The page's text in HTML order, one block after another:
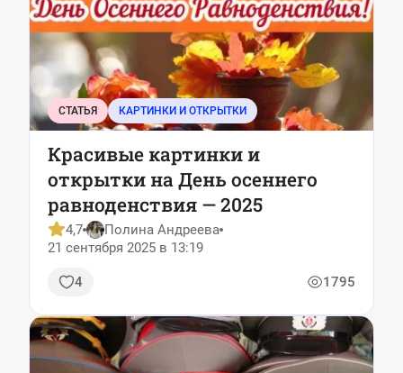
СТАТЬЯ КАРТИНКИ И ОТКРЫТКИ
Красивые картинки и
открытки на День осеннего
равноденствия — 2025
4,7
Полина Андреева
21 сентября 2025 в 13:19
4 1795